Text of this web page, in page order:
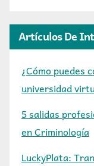
Artículos De
¿Cómo puedes
universidad
5 salidas
en Criminología
LuckyPlata: